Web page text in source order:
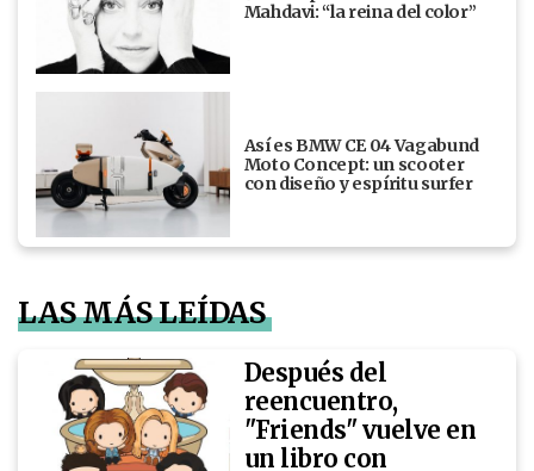
Mahdavi: “la reina del color”
Así es BMW CE 04 Vagabund
Moto Concept: un scooter
con diseño y espíritu surfer
LAS MÁS LEÍDAS
Después del
reencuentro,
"Friends" vuelve en
un libro con